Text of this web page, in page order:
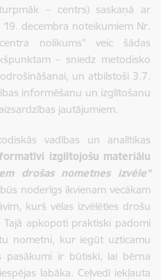
– centrs) saskaņā ar
decembra noteikumiem Nr.
nolikums” veic šādas
– sniedz metodisko
un atbilstoši 3.7.
informēšanu un izglītošanu
jautājumiem.
vadības un analītikas
izglītojošu materiālu
drošas nometnes izvēle”
noderīgs ikvienam vecākam
kurš vēlas izvēlēties drošu
apkopoti praktiski padomi
nometni, kur iegūt uzticamu
pasākumi ir būtiski, lai bērna
labāka. Ceļvedī iekļauta